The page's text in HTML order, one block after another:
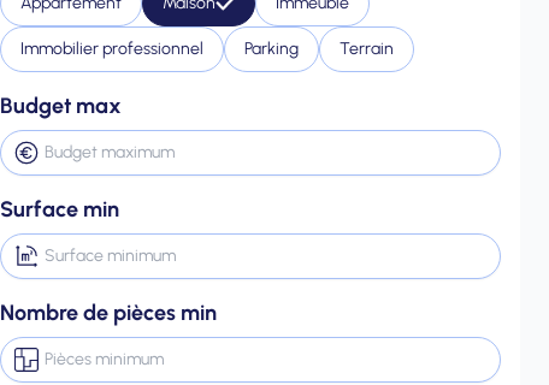
Immobilier professionnel Parking Terrain
Budget max
Surface min
Nombre de pièces min